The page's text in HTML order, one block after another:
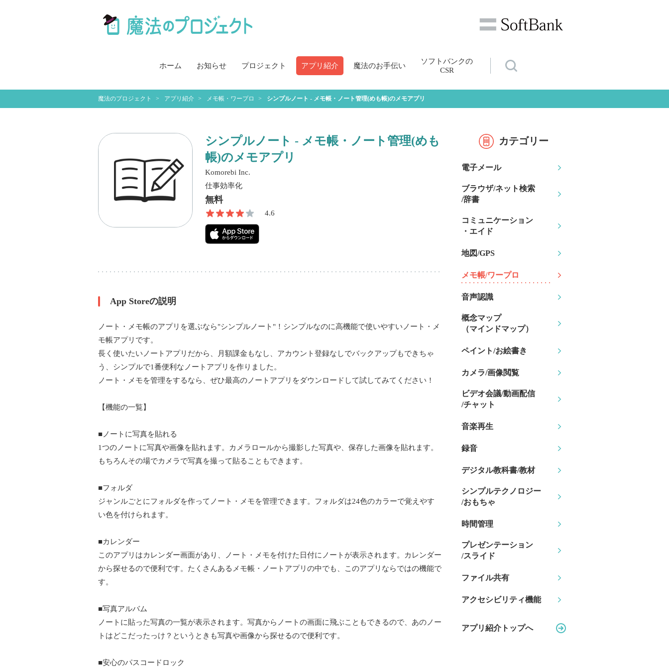
ホーム お知らせ プロジェクト アプリ紹介 魔法のお手伝い
ソフトバンクの
CSR
魔法のプロジェクト アプリ紹介 メモ帳・ワープロ シンプルノート - メモ帳・ノート管理(めも帳)のメモアプリ
シンプルノート - メモ帳・ノート管理(めも
帳)のメモアプリ
Komorebi Inc.
仕事効率化
無料
4.6
App Storeの説明
ノート・メモ帳のアプリを選ぶなら"シンプルノート"！シンプルなのに高機能で使いやすいノート・メ
モ帳アプリです。
長く使いたいノートアプリだから、月額課金もなし、アカウント登録なしでバックアップもできちゃ
う、シンプルで1番便利なノートアプリを作りました。
ノート・メモを管理をするなら、ぜひ最高のノートアプリをダウンロードして試してみてください！
【機能の一覧】
■ノートに写真を貼れる
1つのノートに写真や画像を貼れます。カメラロールから撮影した写真や、保存した画像を貼れます。
もちろんその場でカメラで写真を撮って貼ることもできます。
■フォルダ
ジャンルごとにフォルダを作ってノート・メモを管理できます。フォルダは24色のカラーで覚えやす
い色を付けられます。
■カレンダー
このアプリはカレンダー画面があり、ノート・メモを付けた日付にノートが表示されます。カレンダー
から探せるので便利です。たくさんあるメモ帳・ノートアプリの中でも、このアプリならではの機能で
す。
■写真アルバム
ノートに貼った写真の一覧が表示されます。写真からノートの画面に飛ぶこともできるので、あのノー
トはどこだったっけ？というときも写真や画像から探せるので便利です。
■安心のパスコードロック
カテゴリー
電子メール
ブラウザ/ネット検索
/辞書
コミュニケーション
・エイド
地図/GPS
メモ帳/ワープロ
音声認識
概念マップ
（マインドマップ）
ペイント/お絵書き
カメラ/画像閲覧
ビデオ会議/動画配信
/チャット
音楽再生
録音
デジタル教科書/教材
シンプルテクノロジー
/おもちゃ
時間管理
プレゼンテーション
/スライド
ファイル共有
アクセシビリティ機能
アプリ紹介トップへ